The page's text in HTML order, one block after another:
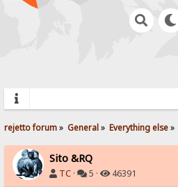
rejetto forum» General» Everything else»
Sito &RQ
TC · 5 · 46391